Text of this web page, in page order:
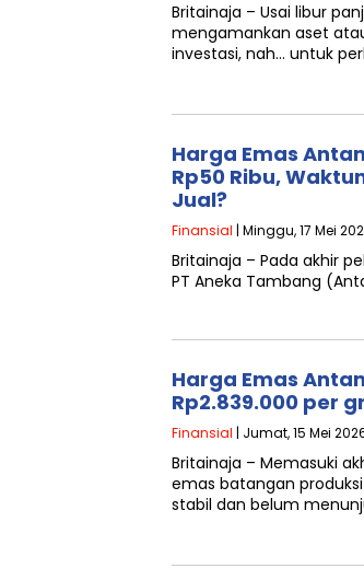
Britainaja – Usai libur
mengamankan aset
investasi, nah… untuk
Harga Emas
Rp50 Ribu,
Jual?
Finansial | Minggu, 17 Mei
Britainaja – Pada akhir
PT Aneka Tambang
Harga Emas
Rp2.839.000 per
Finansial | Jumat, 15 Mei
Britainaja – Memasuki
emas batangan
stabil dan belum